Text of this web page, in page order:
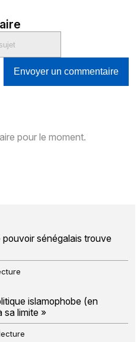
Envoyer un commentaire
pour le moment.
sénégalais trouve
islamophobe (en
sa limite »